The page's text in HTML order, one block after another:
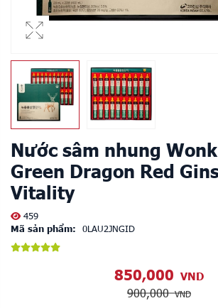
Nước sâm nhung
Green Dragon Red
Vitality
459
Mã sản phẩm:
0LAU2JNGID
850,000 VND
900,000VND